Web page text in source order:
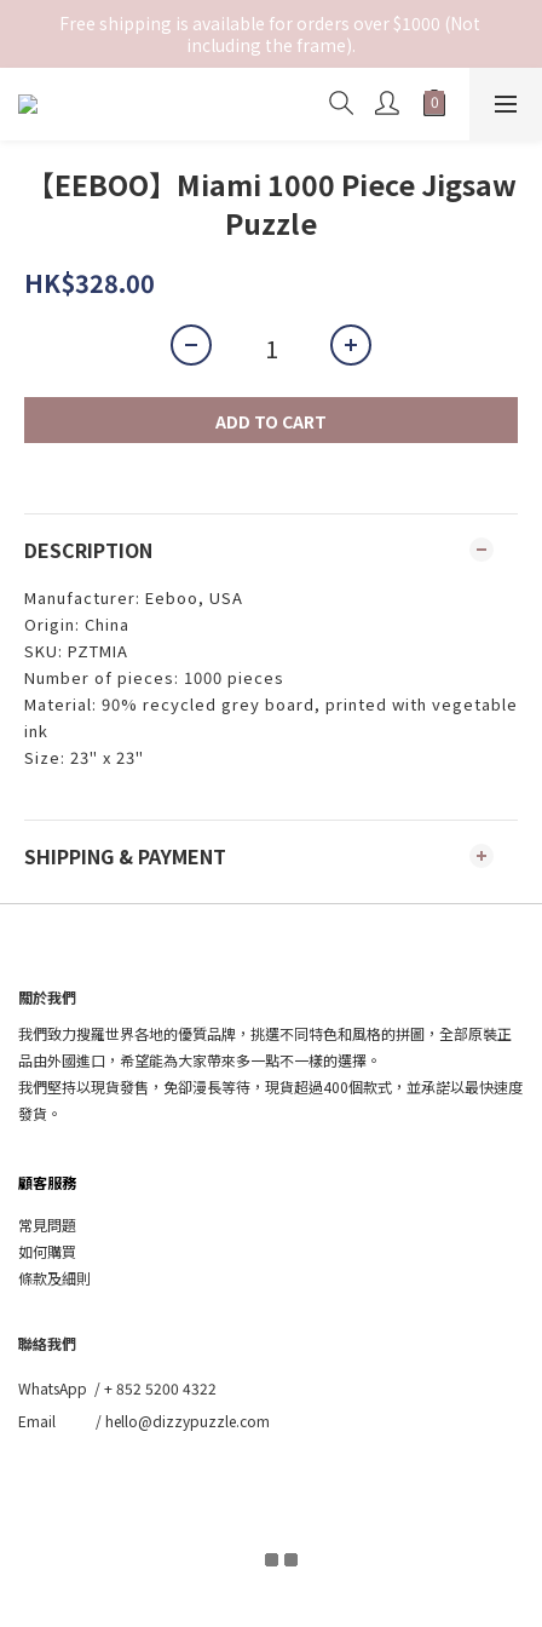
Free shipping is available for orders over $1000 (Not
including the frame).
【EEBOO】Miami 1000 Piece Jigsaw
Puzzle
HK$328.00
ADD TO CART
DESCRIPTION
Manufacturer: Eeboo, USA
Origin: China
SKU: PZTMIA
Number of pieces: 1000 pieces
Material: 90% recycled grey board, printed with vegetable
ink
Size: 23" x 23"
SHIPPING & PAYMENT
關於我們
我們致力搜羅世界各地的優質品牌，挑選不同特色和風格的拼圖，全部原裝正
品由外國進口，希望能為大家帶來多一點不一樣的選擇。
我們堅持以現貨發售，免卻漫長等待，現貨超過400個款式，並承諾以最快速度
發貨。
顧客服務
常見問題
如何購買
條款及細則
聯絡我們
WhatsApp /+ 852 5200 4322
Email / hello@dizzypuzzle.com